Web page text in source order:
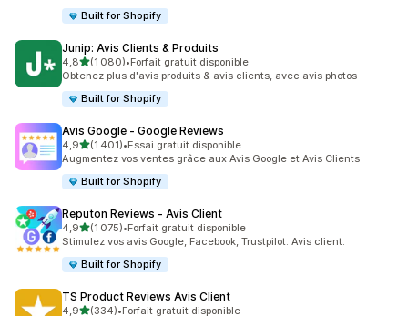
Built for Shopify
Junip: Avis Clients & Produits
4,8étoile(s) sur 5
(1 080)
1080 avis au total
•Forfait gratuit disponible
Obtenez plus d'avis produits & avis clients, avec avis photos
Built for Shopify
Avis Google ‑ Google Reviews
4,9étoile(s) sur 5
(1 401)
1401 avis au total
•Essai gratuit disponible
Augmentez vos ventes grâce aux Avis Google et Avis Clients
Built for Shopify
Reputon Reviews ‑ Avis Client
4,9étoile(s) sur 5
(1 075)
1075 avis au total
•Forfait gratuit disponible
Stimulez vos avis Google, Facebook, Trustpilot. Avis client.
Built for Shopify
TS Product Reviews Avis Client
4,9étoile(s) sur 5
(334)•Forfait gratuit disponible